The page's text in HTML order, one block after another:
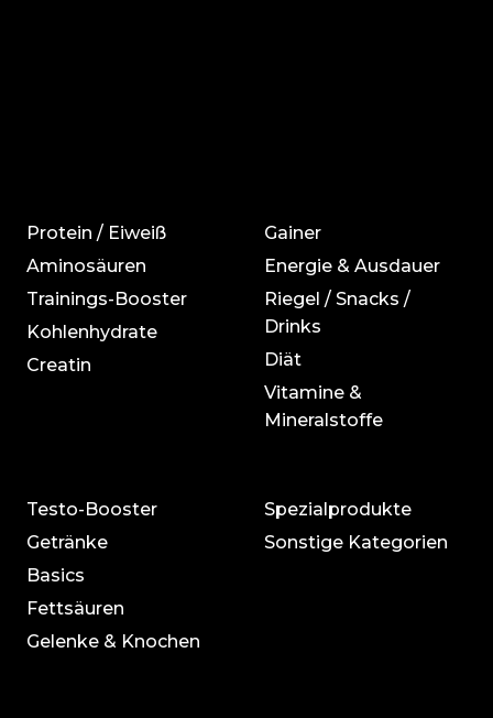
Protein / Eiweiß
Aminosäuren
Trainings-Booster
Kohlenhydrate
Creatin
Gainer
Energie & Ausdauer
Riegel / Snacks /
Drinks
Diät
Vitamine &
Mineralstoffe
Testo-Booster
Getränke
Basics
Fettsäuren
Gelenke & Knochen
Spezialprodukte
Sonstige Kategorien